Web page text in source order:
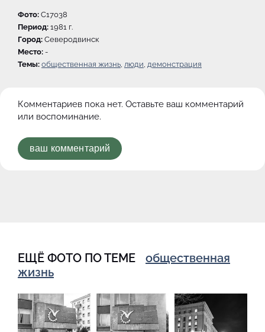
Фото: C17038
Период: 1981 г.
Город: Северодвинск
Место: -
Темы: общественная жизнь, люди, демонстрация
Комментариев пока нет. Оставьте ваш комментарий
или воспоминание.
ваш комментарий
ЕЩЁ ФОТО ПО ТЕМЕ
общественная
жизнь